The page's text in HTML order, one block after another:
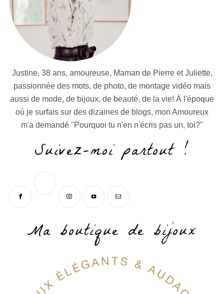
Justine, 38 ans, amoureuse, Maman de Pierre et Juliette,
passionnée des mots, de photo, de montage vidéo mais
aussi de mode, de bijoux, de beauté, de la vie! À l'époque
où je surfais sur des dizaines de blogs, mon Amoureux
m'a demandé "Pourquoi tu n'en n'écris pas un, toi?"
Suivez-moi partout !
Ma boutique de bijoux